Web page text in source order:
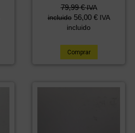
79,99€ IVA
incluido 56,00 € IVA
incluido
Comprar